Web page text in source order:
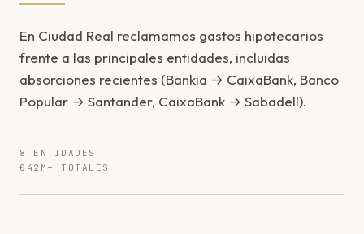
En Ciudad Real reclamamos gastos hipotecarios
frente a las principales entidades, incluidas
absorciones recientes (Bankia → CaixaBank, Banco
Popular → Santander, CaixaBank → Sabadell).
8 ENTIDADES
€42M+ TOTALES